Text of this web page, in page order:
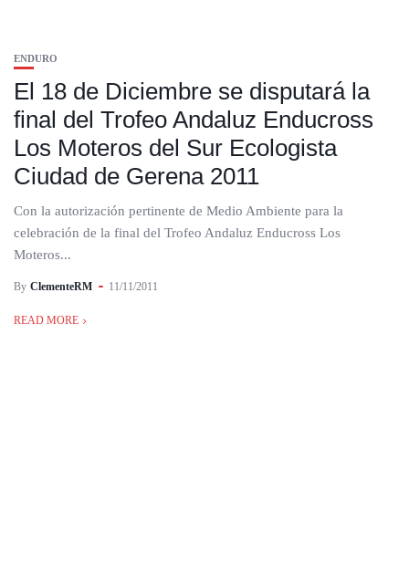
ENDURO
El 18 de Diciembre se disputará la
final del Trofeo Andaluz Enducross
Los Moteros del Sur Ecologista
Ciudad de Gerena 2011
Con la autorización pertinente de Medio Ambiente para la
celebración de la final del Trofeo Andaluz Enducross Los
Moteros...
By ClementeRM 11/11/2011
READ MORE